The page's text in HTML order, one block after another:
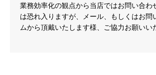
業務効率化の観点から当店ではお問い合わ
は恐れ入りますが、メール、もしくはお問
ムから頂戴いたします様、ご協力お願いい